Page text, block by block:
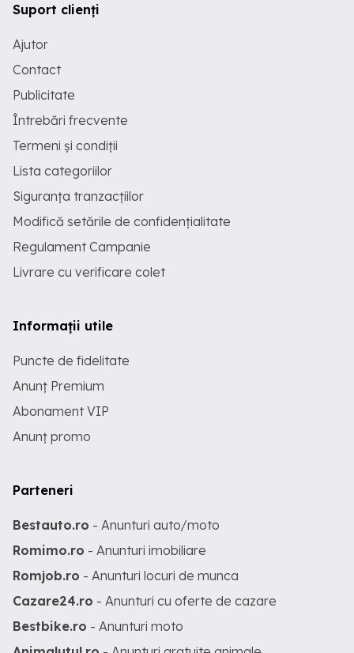
Suport clienți
Ajutor
Contact
Publicitate
Întrebări frecvente
Termeni și condiții
Lista categoriilor
Siguranța tranzacțiilor
Modifică setările de confidențialitate
Regulament Campanie
Livrare cu verificare colet
Informații utile
Puncte de fidelitate
Anunț Premium
Abonament VIP
Anunț promo
Parteneri
Bestauto.ro - Anunturi auto/moto
Romimo.ro - Anunturi imobiliare
Romjob.ro - Anunturi locuri de munca
Cazare24.ro - Anunturi cu oferte de cazare
Bestbike.ro - Anunturi moto